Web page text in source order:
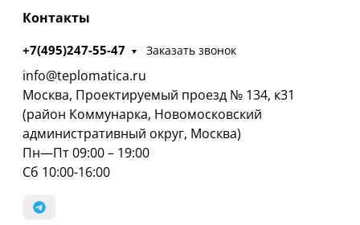
Контакты
+7(495)247-55-47 Заказать звонок
info@teplomatica.ru
Москва, Проектируемый проезд № 134, к31
(район Коммунарка, Новомосковский
административный округ, Москва)
Пн—Пт 09:00 – 19:00
Сб 10:00-16:00